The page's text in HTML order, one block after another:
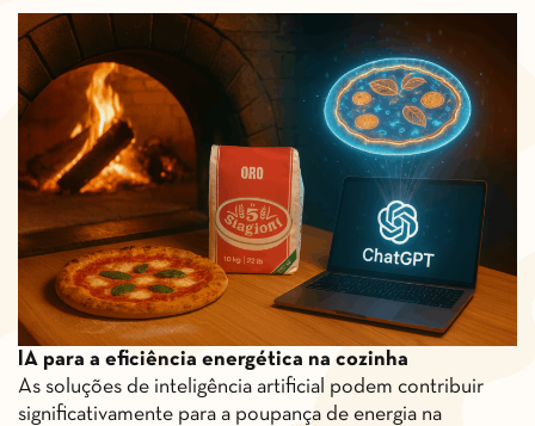
IA para a eficiência energética na cozinha
As soluções de inteligência artificial podem contribuir
significativamente para a poupança de energia na